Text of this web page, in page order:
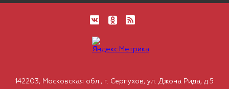
142203, Московская обл., г. Серпухов, ул. Джона Рида, д.5